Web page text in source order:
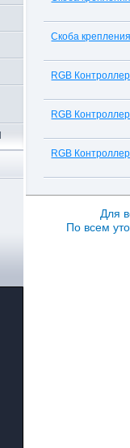
Скоба
RGB
RGB
RGB
Для
По всем